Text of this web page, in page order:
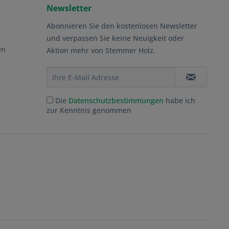
Newsletter
Abonnieren Sie den kostenlosen Newsletter
und verpassen Sie keine Neuigkeit oder
Aktion mehr von Stemmer Holz.
Die Datenschutzbestimmungen habe ich
zur Kenntnis genommen